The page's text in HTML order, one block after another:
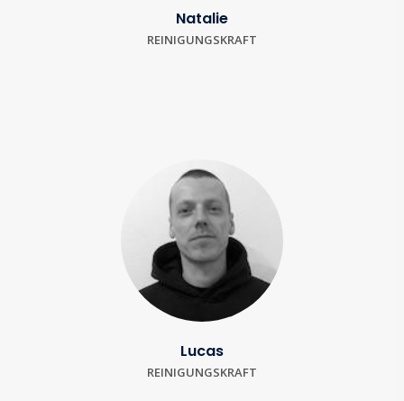
Natalie
REINIGUNGSKRAFT
Lucas
REINIGUNGSKRAFT